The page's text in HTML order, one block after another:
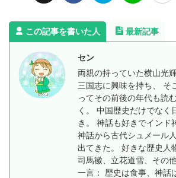
この記事を書いた人 最新記事
セン
両親の持っていた横山光
三国志に興味を持ち、 そ
ってその前後の年代も読
く。 中国歴史だけでなく
き。 神話も好きでインド神話とメソポタミア
神話から古代シュメール
出てきた。 好きな歴史人物： 張遼、龐統、
司馬徽、立花道雪、その他に
一言： 歴史は食事、神話